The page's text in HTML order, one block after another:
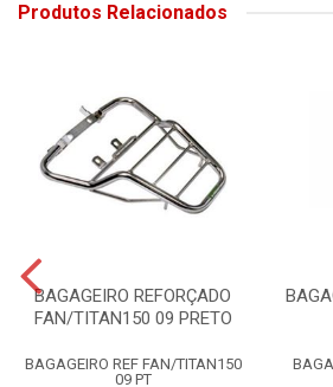
Produtos Relacionados
BAGAGEIRO REFORÇADO
FAN/TITAN150 09 PRETO
BAGAGEIRO REF FAN/TITAN150
09 PT